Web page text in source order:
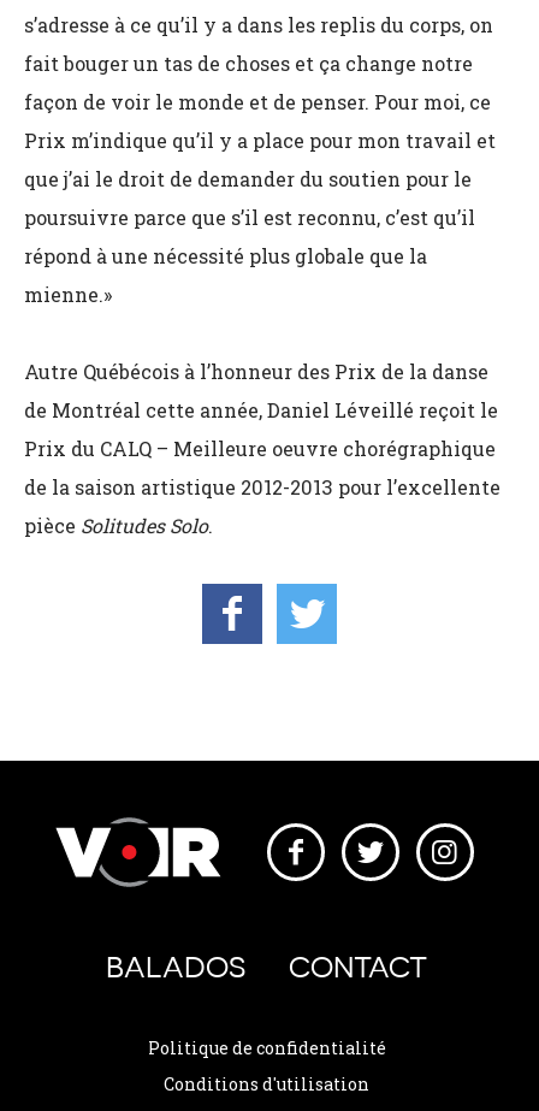
s’adresse à ce qu’il y a dans les replis du corps, on
fait bouger un tas de choses et ça change notre
façon de voir le monde et de penser. Pour moi, ce
Prix m’indique qu’il y a place pour mon travail et
que j’ai le droit de demander du soutien pour le
poursuivre parce que s’il est reconnu, c’est qu’il
répond à une nécessité plus globale que la
mienne.»
Autre Québécois à l’honneur des Prix de la danse
de Montréal cette année, Daniel Léveillé reçoit le
Prix du CALQ – Meilleure oeuvre chorégraphique
de la saison artistique 2012-2013 pour l’excellente
pièce Solitudes Solo.
BALADOS CONTACT
Politique de confidentialité
Conditions d'utilisation